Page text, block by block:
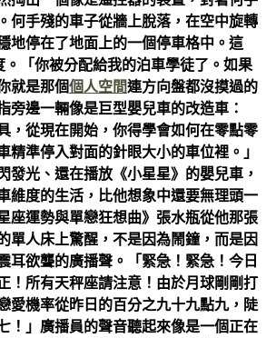
何手殘的車子從牆上脫落，在空中旋轉
地停在了地面上的一個停車格中。這
「你被分配給我的泊車學徒了。如果
就是那個個人空間連方向盤都沒摸過的
旁邊一輛像是巨型嬰兒車的改造車：
，從現在開始，你得學會如何在零點零
精準停入對面的針眼大小的車位裡。」
發光、還在播放《小星星》的嬰兒車，
維度的生活，比他想象中還要無理頭一
座運勢與單戀狂想曲》張水瓶從他那張
單人床上驚醒，不是因為鬧鐘，而是因
耳欲聾的廣播聲。「緊急！緊急！今日
！所有天秤座請注意！由於月球剛剛打
愛機率從昨日的百分之九十九點九，陡
！」廣播員的聲音聽起來像是一個正在